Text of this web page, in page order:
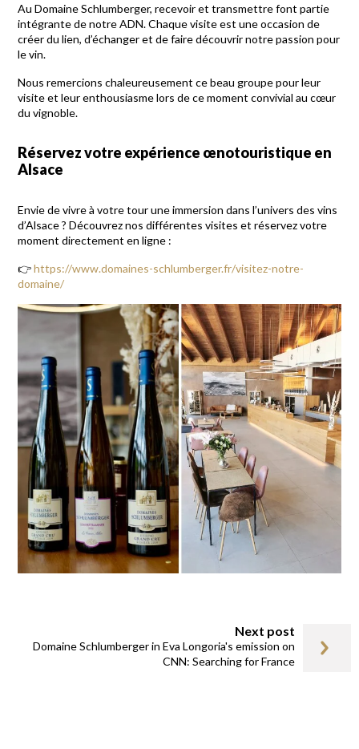
Au Domaine Schlumberger, recevoir et transmettre font partie
intégrante de notre ADN. Chaque visite est une occasion de
créer du lien, d’échanger et de faire découvrir notre passion pour
le vin.
Nous remercions chaleureusement ce beau groupe pour leur
visite et leur enthousiasme lors de ce moment convivial au cœur
du vignoble.
Réservez votre expérience œnotouristique en
Alsace
Envie de vivre à votre tour une immersion dans l’univers des vins
d’Alsace ? Découvrez nos différentes visites et réservez votre
moment directement en ligne :
👉https://www.domaines-schlumberger.fr/visitez-notre-
domaine/
Next post
Domaine Schlumberger in Eva Longoria's emission on
CNN: Searching for France